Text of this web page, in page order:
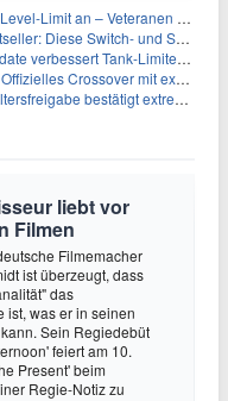
können endlich weiter aufsteigen
und Switch-2-Spiele verkaufen sich am besten
Tank-Limiter und behebt Bugs
mit exklusiven Inhalten angekündigt
extreme Gewalt und düstere Szenen
liebt vor
Filmen
Filmemacher
ist überzeugt, dass
das
ist, was er in seinen
Sein Regiedebüt
feiert am 10.
Present' beim
Regie-Notiz zu